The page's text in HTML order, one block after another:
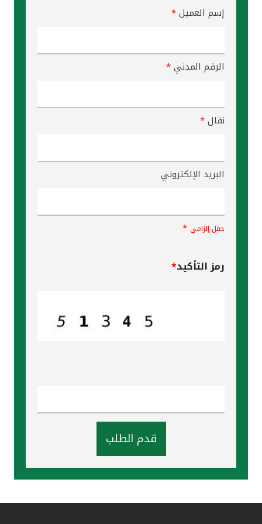
إسم العميل*
الرقم المدني*
نقال*
البريد الإلكتروني
حقل إلزامي *
رمز التأكيد*
قدم الطلب